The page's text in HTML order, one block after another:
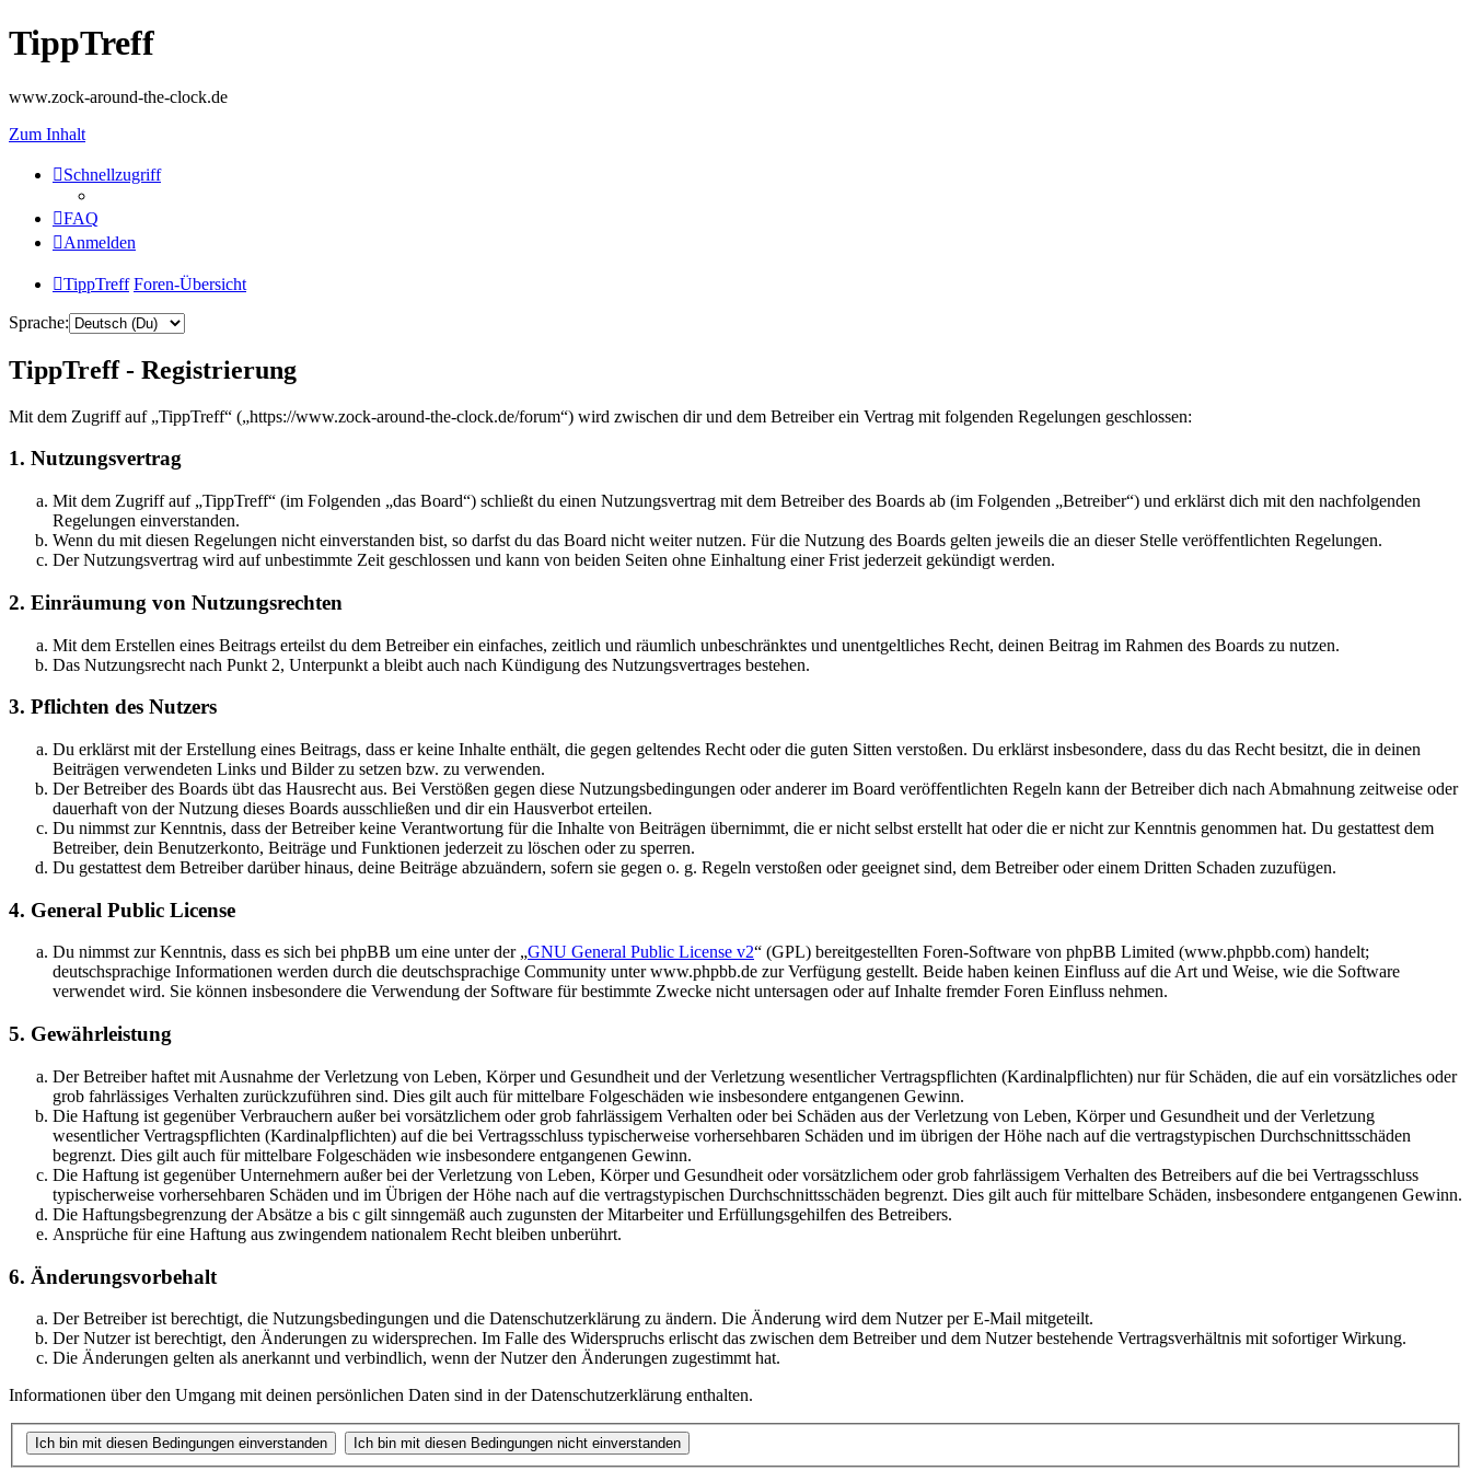
TippTreff
www.zock-around-the-clock.de
Zum Inhalt
Schnellzugriff
FAQ
Anmelden
TippTreff Foren-Übersicht
Sprache:
TippTreff - Registrierung
Mit dem Zugriff auf „TippTreff“ („https://www.zock-around-the-clock.de/forum“) wird zwischen dir und dem Betreiber ein Vertrag mit folgenden Regelungen geschlossen:
1. Nutzungsvertrag
Mit dem Zugriff auf „TippTreff“ (im Folgenden „das Board“) schließt du einen Nutzungsvertrag mit dem Betreiber des Boards ab (im Folgenden „Betreiber“) und erklärst dich mit den nachfolgenden
Regelungen einverstanden.
Wenn du mit diesen Regelungen nicht einverstanden bist, so darfst du das Board nicht weiter nutzen. Für die Nutzung des Boards gelten jeweils die an dieser Stelle veröffentlichten Regelungen.
Der Nutzungsvertrag wird auf unbestimmte Zeit geschlossen und kann von beiden Seiten ohne Einhaltung einer Frist jederzeit gekündigt werden.
2. Einräumung von Nutzungsrechten
Mit dem Erstellen eines Beitrags erteilst du dem Betreiber ein einfaches, zeitlich und räumlich unbeschränktes und unentgeltliches Recht, deinen Beitrag im Rahmen des Boards zu nutzen.
Das Nutzungsrecht nach Punkt 2, Unterpunkt a bleibt auch nach Kündigung des Nutzungsvertrages bestehen.
3. Pflichten des Nutzers
Du erklärst mit der Erstellung eines Beitrags, dass er keine Inhalte enthält, die gegen geltendes Recht oder die guten Sitten verstoßen. Du erklärst insbesondere, dass du das Recht besitzt, die in deinen
Beiträgen verwendeten Links und Bilder zu setzen bzw. zu verwenden.
Der Betreiber des Boards übt das Hausrecht aus. Bei Verstößen gegen diese Nutzungsbedingungen oder anderer im Board veröffentlichten Regeln kann der Betreiber dich nach Abmahnung zeitweise oder
dauerhaft von der Nutzung dieses Boards ausschließen und dir ein Hausverbot erteilen.
Du nimmst zur Kenntnis, dass der Betreiber keine Verantwortung für die Inhalte von Beiträgen übernimmt, die er nicht selbst erstellt hat oder die er nicht zur Kenntnis genommen hat. Du gestattest dem
Betreiber, dein Benutzerkonto, Beiträge und Funktionen jederzeit zu löschen oder zu sperren.
Du gestattest dem Betreiber darüber hinaus, deine Beiträge abzuändern, sofern sie gegen o. g. Regeln verstoßen oder geeignet sind, dem Betreiber oder einem Dritten Schaden zuzufügen.
4. General Public License
Du nimmst zur Kenntnis, dass es sich bei phpBB um eine unter der „GNU General Public License v2“ (GPL) bereitgestellten Foren-Software von phpBB Limited (www.phpbb.com) handelt;
deutschsprachige Informationen werden durch die deutschsprachige Community unter www.phpbb.de zur Verfügung gestellt. Beide haben keinen Einfluss auf die Art und Weise, wie die Software
verwendet wird. Sie können insbesondere die Verwendung der Software für bestimmte Zwecke nicht untersagen oder auf Inhalte fremder Foren Einfluss nehmen.
5. Gewährleistung
Der Betreiber haftet mit Ausnahme der Verletzung von Leben, Körper und Gesundheit und der Verletzung wesentlicher Vertragspflichten (Kardinalpflichten) nur für Schäden, die auf ein vorsätzliches oder
grob fahrlässiges Verhalten zurückzuführen sind. Dies gilt auch für mittelbare Folgeschäden wie insbesondere entgangenen Gewinn.
Die Haftung ist gegenüber Verbrauchern außer bei vorsätzlichem oder grob fahrlässigem Verhalten oder bei Schäden aus der Verletzung von Leben, Körper und Gesundheit und der Verletzung
wesentlicher Vertragspflichten (Kardinalpflichten) auf die bei Vertragsschluss typischerweise vorhersehbaren Schäden und im übrigen der Höhe nach auf die vertragstypischen Durchschnittsschäden
begrenzt. Dies gilt auch für mittelbare Folgeschäden wie insbesondere entgangenen Gewinn.
Die Haftung ist gegenüber Unternehmern außer bei der Verletzung von Leben, Körper und Gesundheit oder vorsätzlichem oder grob fahrlässigem Verhalten des Betreibers auf die bei Vertragsschluss
typischerweise vorhersehbaren Schäden und im Übrigen der Höhe nach auf die vertragstypischen Durchschnittsschäden begrenzt. Dies gilt auch für mittelbare Schäden, insbesondere entgangenen Gewinn.
Die Haftungsbegrenzung der Absätze a bis c gilt sinngemäß auch zugunsten der Mitarbeiter und Erfüllungsgehilfen des Betreibers.
Ansprüche für eine Haftung aus zwingendem nationalem Recht bleiben unberührt.
6. Änderungsvorbehalt
Der Betreiber ist berechtigt, die Nutzungsbedingungen und die Datenschutzerklärung zu ändern. Die Änderung wird dem Nutzer per E-Mail mitgeteilt.
Der Nutzer ist berechtigt, den Änderungen zu widersprechen. Im Falle des Widerspruchs erlischt das zwischen dem Betreiber und dem Nutzer bestehende Vertragsverhältnis mit sofortiger Wirkung.
Die Änderungen gelten als anerkannt und verbindlich, wenn der Nutzer den Änderungen zugestimmt hat.
Informationen über den Umgang mit deinen persönlichen Daten sind in der Datenschutzerklärung enthalten.